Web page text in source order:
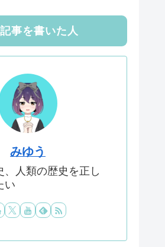
事を書いた人
みゆう
、人類の歴史を正し
い